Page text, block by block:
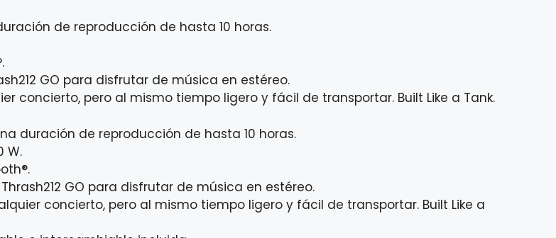
de reproducción de hasta 10 horas.
GO para disfrutar de música en estéreo.
concierto, pero al mismo tiempo ligero y fácil de transportar. Built Like a Tank.
duración de reproducción de hasta 10 horas.
W.
GO para disfrutar de música en estéreo.
concierto, pero al mismo tiempo ligero y fácil de transportar. Built Like a